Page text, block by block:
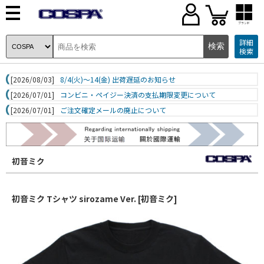
ブランド
詳細
検索
[2026/08/03]
8/4(火)～14(金) 出荷遅延のお知らせ
[2026/07/01]
コンビニ・ペイジー決済の支払期限変更について
[2026/07/01]
ご注文確定メールの廃止について
初音ミク
初音ミク Tシャツ sirozame Ver. [初音ミク]